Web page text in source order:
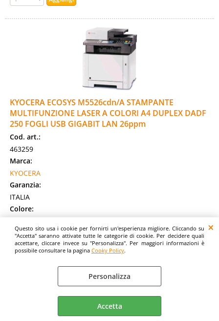
Questo sito usa i cookie per fornirti un'esperienza migliore. Cliccando su
"Accetta" saranno attivate tutte le categorie di cookie. Per decidere quali
accettare, cliccare invece su "Personalizza". Per maggiori informazioni è
possibile consultare la pagina Cooky Policy.
Personalizza
Accetta
KYOCERA ECOSYS M5526cdn/A STAMPANTE
MULTIFUNZIONE LASER A COLORI A4 DUPLEX DADF
250 FOGLI USB GIGABIT LAN 26ppm
Cod. art.:
463259
Marca:
KYOCERA
Garanzia:
ITALIA
Colore:
Cod. EAN:
0632983081662
Cod. Produttore:
KYOCERA ECOSYS M5526cdn. Tecnologia di stampa: Laser,